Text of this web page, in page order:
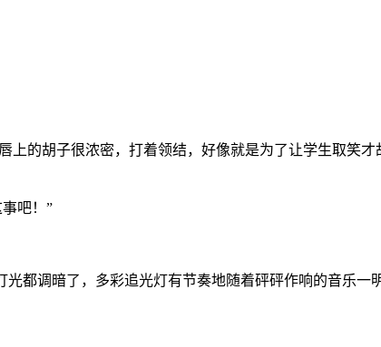
上的胡子很浓密，打着领结，好像就是为了让学生取笑
吧！”
都调暗了，多彩追光灯有节奏地随着砰砰作响的音乐